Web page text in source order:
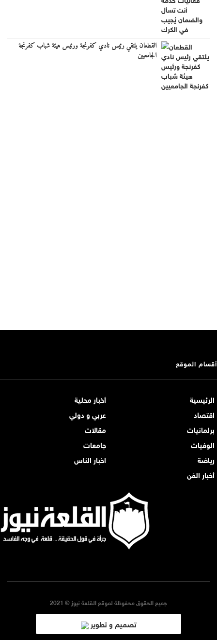
القطعان يلتقي رئيس نادي كفرنجة ورئيس هيئة شباب كفرنجة
الجامعيين
أقسام الموقع
الرئيسية
أخبار محلية
اقتصاد
عربي و دولي
برلمانيات
مقالات
الوفيات
جامعات
رياضة
اخبار الناس
أخبار الفن
جميع الحقوق محفوظة لموقع القلعة نيوز © 2021
تصميم و تطوير